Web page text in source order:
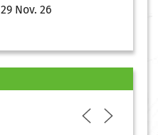
29 Nov. 26